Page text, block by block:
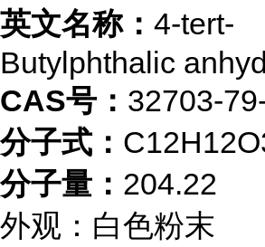
英文名称： 4-tert-
Butylphthalic
CAS号： 32703-
分子式：
分子量： 204.22
外观：白色粉末